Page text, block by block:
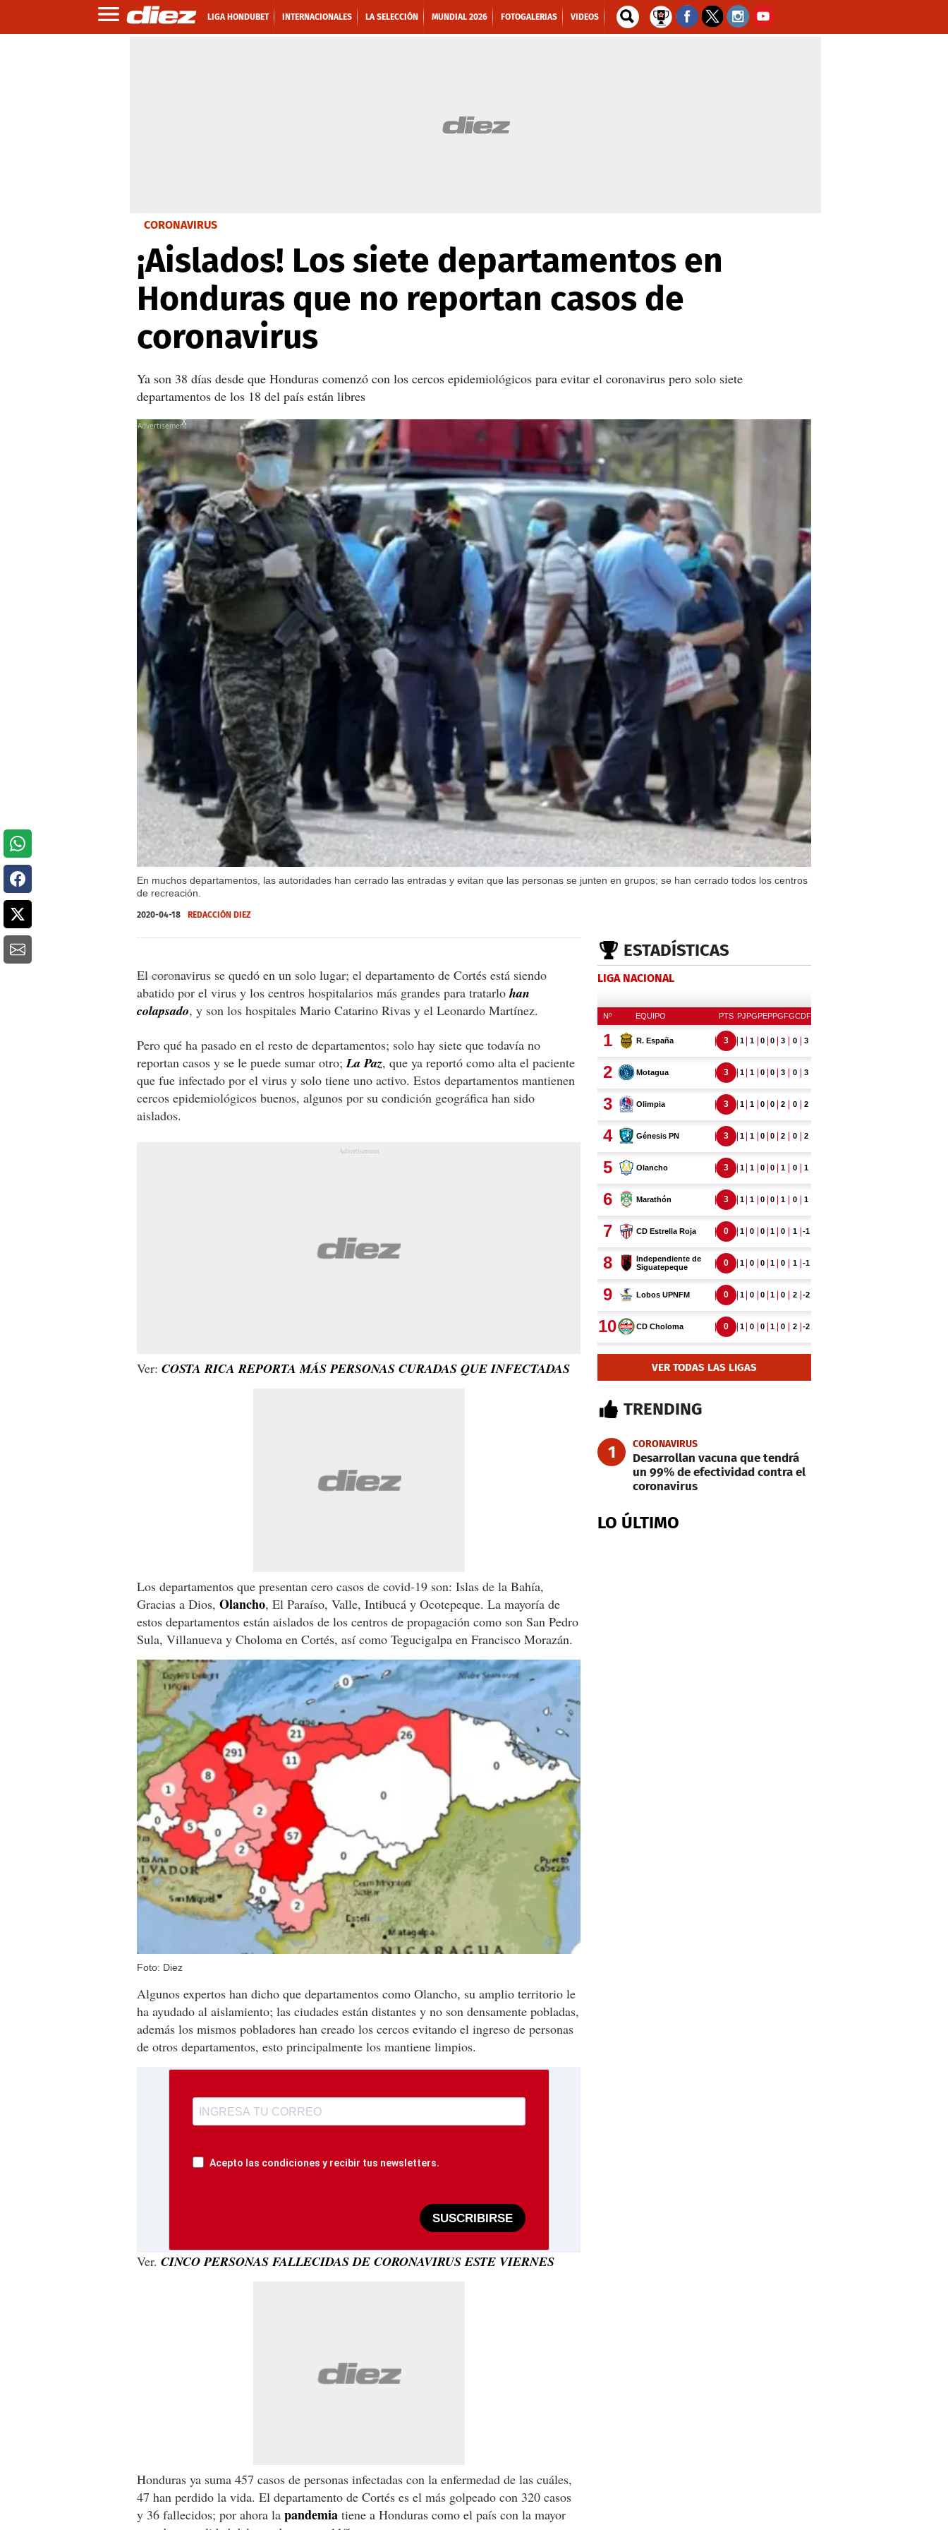
LIGA HONDUBET INTERNACIONALES LA SELECCIÓN MUNDIAL 2026 FOTOGALERIAS VIDEOS
CORONAVIRUS
¡Aislados! Los siete departamentos en
Honduras que no reportan casos de
coronavirus
Ya son 38 días desde que Honduras comenzó con los cercos epidemiológicos para evitar el coronavirus pero solo siete
departamentos de los 18 del país están libres
En muchos departamentos, las autoridades han cerrado las entradas y evitan que las personas se junten en grupos; se han cerrado todos los centros
de recreación.
X
X
2020-04-18 REDACCIÓN DIEZ
El coronavirus se quedó en un solo lugar; el departamento de Cortés está siendo
abatido por el virus y los centros hospitalarios más grandes para tratarlo han
colapsado, y son los hospitales Mario Catarino Rivas y el Leonardo Martínez.
Pero qué ha pasado en el resto de departamentos; solo hay siete que todavía no
reportan casos y se le puede sumar otro;La Paz, que ya reportó como alta el paciente
que fue infectado por el virus y solo tiene uno activo. Estos departamentos mantienen
cercos epidemiológicos buenos, algunos por su condición geográfica han sido
aislados.
Ver: COSTA RICA REPORTA MÁS PERSONAS CURADAS QUE INFECTADAS
Los departamentos que presentan cero casos de covid-19 son: Islas de la Bahía,
Gracias a Dios, Olancho, El Paraíso, Valle, Intibucá y Ocotepeque. La mayoría de
estos departamentos están aislados de los centros de propagación como son San Pedro
Sula, Villanueva y Choloma en Cortés, así como Tegucigalpa en Francisco Morazán.
Foto: Diez
Algunos expertos han dicho que departamentos como Olancho, su amplio territorio le
ha ayudado al aislamiento; las ciudades están distantes y no son densamente pobladas,
además los mismos pobladores han creado los cercos evitando el ingreso de personas
de otros departamentos, esto principalmente los mantiene limpios.
Acepto las condiciones y recibir tus newsletters.
SUSCRIBIRSE
Ver. CINCO PERSONAS FALLECIDAS DE CORONAVIRUS ESTE VIERNES
Honduras ya suma 457 casos de personas infectadas con la enfermedad de las cuáles,
47 han perdido la vida. El departamento de Cortés es el más golpeado con 320 casos
y 36 fallecidos; por ahora la pandemia tiene a Honduras como el país con la mayor
ESTADÍSTICAS
LIGA NACIONAL
VER TODAS LAS LIGAS
TRENDING
1 CORONAVIRUS
Desarrollan vacuna que tendrá
un 99% de efectividad contra el
coronavirus
LO ÚLTIMO